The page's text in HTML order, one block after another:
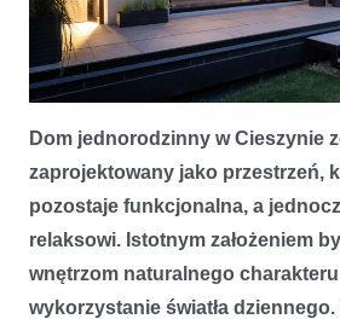
Dom jednorodzinny w Cieszynie
zaprojektowany jako przestrzeń,
pozostaje funkcjonalna, a
relaksowi. Istotnym założeniem
wnętrzom naturalnego
wykorzystanie światła dziennego.